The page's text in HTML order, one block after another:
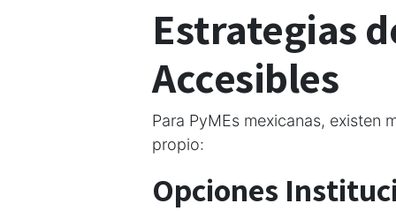
Estrategias
Accesibles
Para PyMEs mexicanas, existen
propio:
Opciones